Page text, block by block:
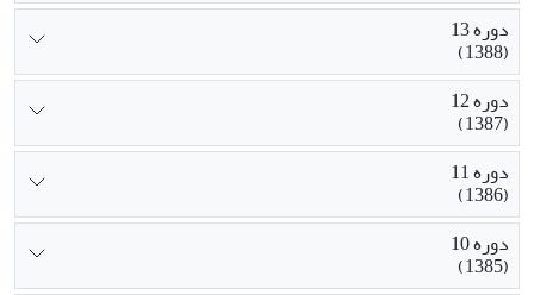
دوره 13
(1388)
دوره 12
(1387)
دوره 11
(1386)
دوره 10
(1385)